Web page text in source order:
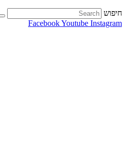
חיפוש
FacebookYoutube Instagram